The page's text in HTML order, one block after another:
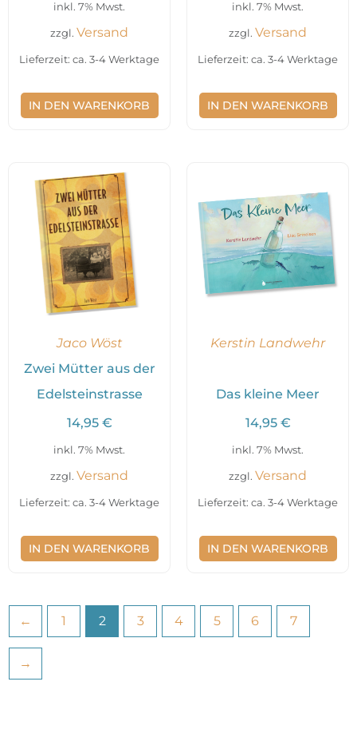
inkl. 7% Mwst.
zzgl. Versand
Lieferzeit: ca. 3-4 Werktage
IN DEN WARENKORB
inkl. 7% Mwst.
zzgl. Versand
Lieferzeit: ca. 3-4 Werktage
IN DEN WARENKORB
Jaco Wöst
Zwei Mütter aus der
Edelsteinstrasse
14,95 €
inkl. 7% Mwst.
zzgl. Versand
Lieferzeit: ca. 3-4 Werktage
IN DEN WARENKORB
Kerstin Landwehr
Das kleine Meer
14,95 €
inkl. 7% Mwst.
zzgl. Versand
Lieferzeit: ca. 3-4 Werktage
IN DEN WARENKORB
← 1 2 3 4 5 6 7
→